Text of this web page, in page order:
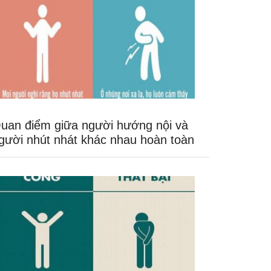
điểm giữa người hướng nội và
nhút nhát khác nhau hoàn toàn